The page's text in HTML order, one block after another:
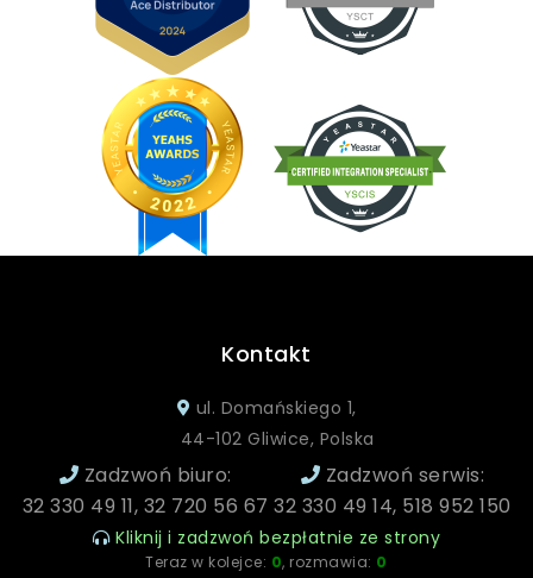
Kontakt
ul. Domańskiego 1,
44-102 Gliwice, Polska
Zadzwoń biuro:
32 330 49 11, 32 720 56 67
Zadzwoń serwis:
32 330 49 14, 518 952 150
Kliknij i zadzwoń bezpłatnie ze strony
Teraz w kolejce: 0, rozmawia: 0